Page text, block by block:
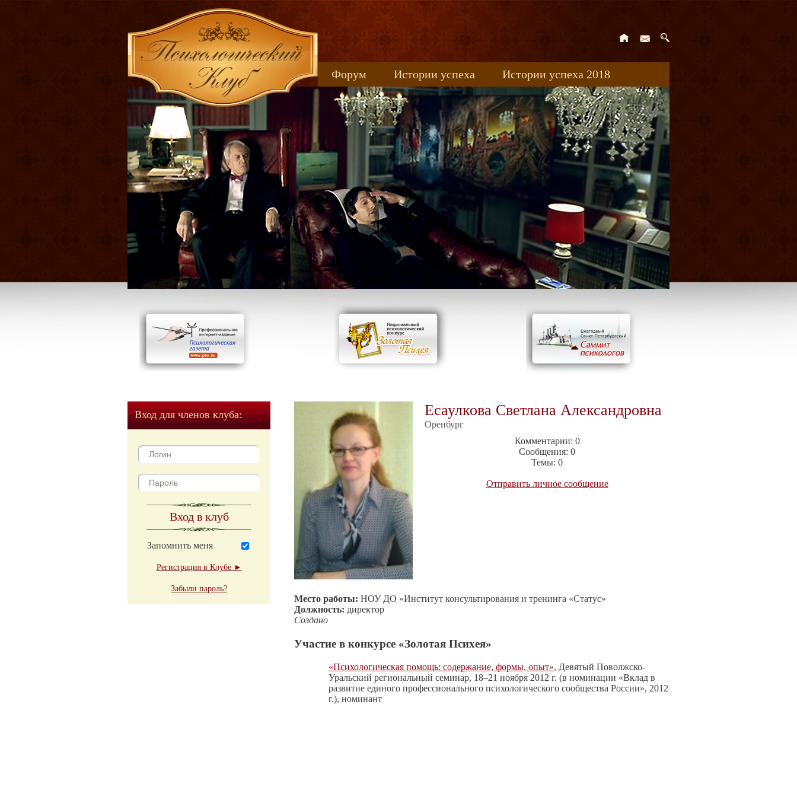
Форум Истории успеха
Истории успеха 2018
Книжные новинки
uspeh_2017
Вход для членов клуба:
Вход в клуб
Запомнить меня
Регистрация в Клубе ►
Забыли пароль?
Есаулкова Светлана Александровна
Оренбург
Комментарии: 0
Сообщения: 0
Темы: 0
Отправить личное сообщение
Место работы: НОУ ДО «Институт консультирования и тренинга «Статус»
Должность: директор
Создано
Участие в конкурсе «Золотая Психея»
«Психологическая помощь: содержание, формы, опыт», Девятый Поволжско-
Уральский региональный семинар, 18–21 ноября 2012 г. (в номинации «Вклад в
развитие единого профессионального психологического сообщества России», 2012
г.), номинант